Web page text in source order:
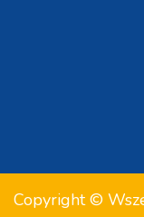
Copyright ©